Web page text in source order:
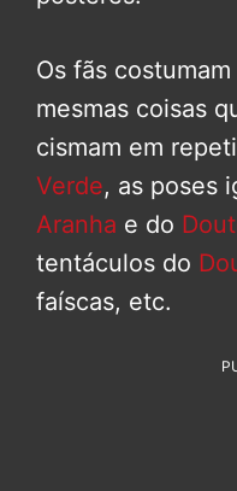
Os fãs
mesmas coisas
cismam em
Verde, as poses
Aranha e do
tentáculos do
faíscas, etc.